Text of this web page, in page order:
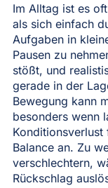
Im Alltag ist es
als sich einfach
Aufgaben in
Pausen zu
stößt, und
gerade in der
Bewegung kann
besonders wenn
Balance an. Zu
verschlechtern,
Rückschlag